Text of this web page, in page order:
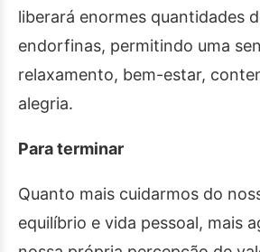
liberará enormes quantidades
endorfinas, permitindo uma
relaxamento, bem-estar,
alegria.
Para terminar
Quanto mais cuidarmos do
equilíbrio e vida pessoal, mais